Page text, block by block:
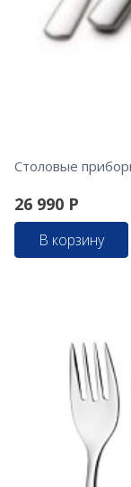
Столовые
26 990 Р
В корзину